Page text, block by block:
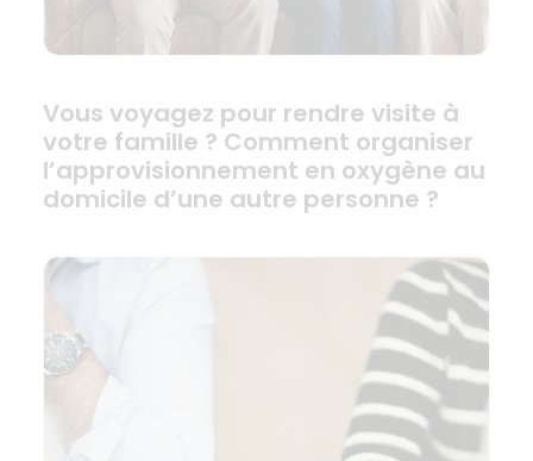
Vous voyagez pour rendre visite à
votre famille ? Comment organiser
l’approvisionnement en oxygène au
domicile d’une autre personne ?